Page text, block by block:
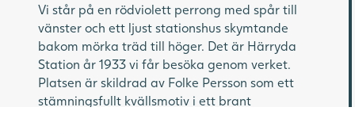
Vi står på en rödviolett perrong med spår till
vänster och ett ljust stationshus skymtande
bakom mörka träd till höger. Det är Härryda
Station år 1933 vi får besöka genom verket.
Platsen är skildrad av Folke Persson som ett
stämningsfullt kvällsmotiv i ett brant